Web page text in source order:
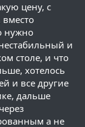
цену, с
вместо
нужно
и
столе, и что
хотелось
и все другие
дальше
а не